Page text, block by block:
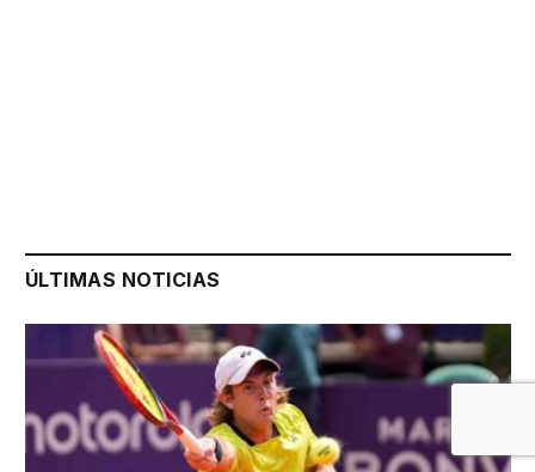
ÚLTIMAS NOTICIAS